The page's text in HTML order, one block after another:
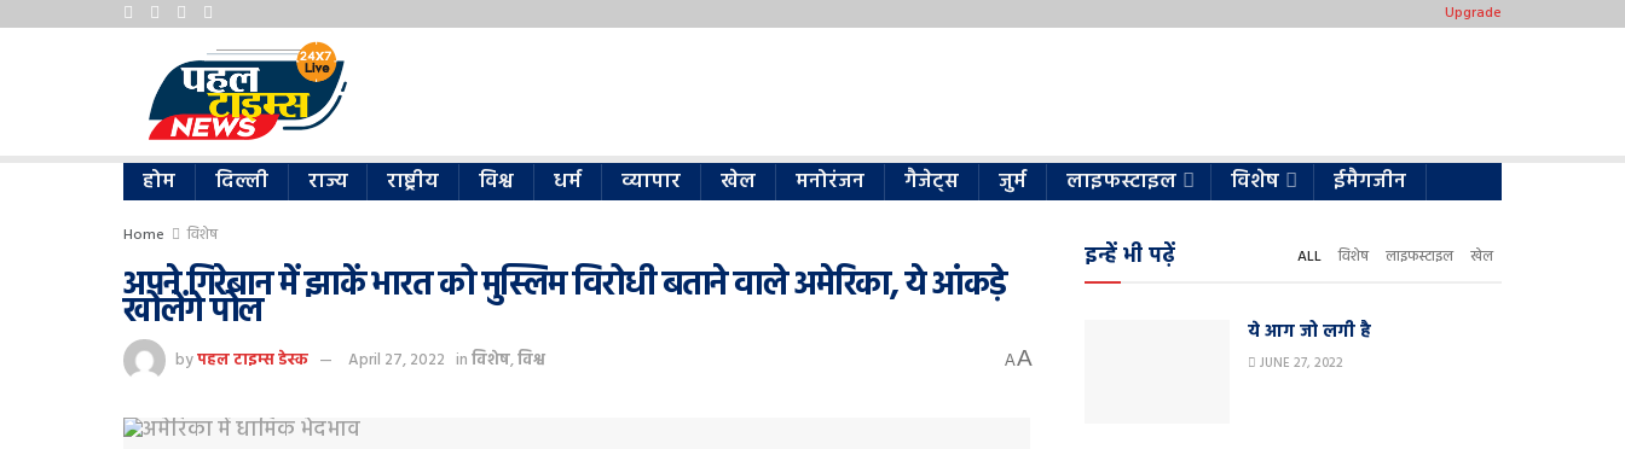
Upgrade
होम दिल्ली राज्य राष्ट्रीय विश्व धर्म व्यापार खेल मनोरंजन गैजेट्स जुर्म लाइफस्टाइल विशेष ईमैगजीन
Home विशेष
अपने गिरेबान में झाकें भारत को मुस्लिम विरोधी बताने वाले अमेरिका, ये आंकड़े
खोलेंगे पोल
byपहल टाइम्स डेस्क April 27, 2022 inविशेष,विश्व AA
इन्हें भी पढ़ें ALL विशेष लाइफस्टाइल खेल
ये आग जो लगी है
JUNE 27, 2022